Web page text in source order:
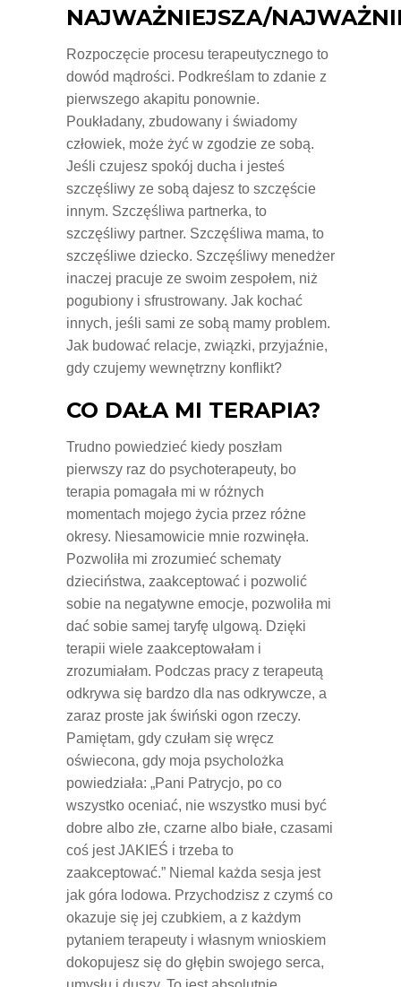
NAJWAŻNIEJSZA/
Rozpoczęcie procesu terapeutycznego to
dowód mądrości. Podkreślam to zdanie z
pierwszego akapitu ponownie.
Poukładany, zbudowany i świadomy
człowiek, może żyć w zgodzie ze sobą.
Jeśli czujesz spokój ducha i jesteś
szczęśliwy ze sobą dajesz to szczęście
innym. Szczęśliwa partnerka, to
szczęśliwy partner. Szczęśliwa mama, to
szczęśliwe dziecko. Szczęśliwy menedżer
inaczej pracuje ze swoim zespołem, niż
pogubiony i sfrustrowany. Jak kochać
innych, jeśli sami ze sobą mamy problem.
Jak budować relacje, związki, przyjaźnie,
gdy czujemy wewnętrzny konflikt?
CO DAŁA MI TERAPIA?
Trudno powiedzieć kiedy poszłam
pierwszy raz do psychoterapeuty, bo
terapia pomagała mi w różnych
momentach mojego życia przez różne
okresy. Niesamowicie mnie rozwinęła.
Pozwoliła mi zrozumieć schematy
dzieciństwa, zaakceptować i pozwolić
sobie na negatywne emocje, pozwoliła mi
dać sobie samej taryfę ulgową. Dzięki
terapii wiele zaakceptowałam i
zrozumiałam. Podczas pracy z terapeutą
odkrywa się bardzo dla nas odkrywcze, a
zaraz proste jak świński ogon rzeczy.
Pamiętam, gdy czułam się wręcz
oświecona, gdy moja psycholożka
powiedziała: „Pani Patrycjo, po co
wszystko oceniać, nie wszystko musi być
dobre albo złe, czarne albo białe, czasami
coś jest JAKIEŚ i trzeba to
zaakceptować.” Niemal każda sesja jest
jak góra lodowa. Przychodzisz z czymś co
okazuje się jej czubkiem, a z każdym
pytaniem terapeuty i własnym wnioskiem
dokopujesz się do głębin swojego serca,